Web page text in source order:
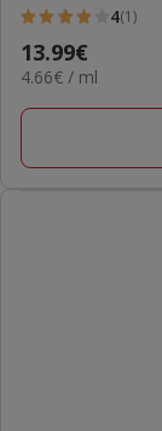
4
estrelas
com
1
4(1)
Preço
13.99€
13.99€
4.66€
ML
4.66€ / ml